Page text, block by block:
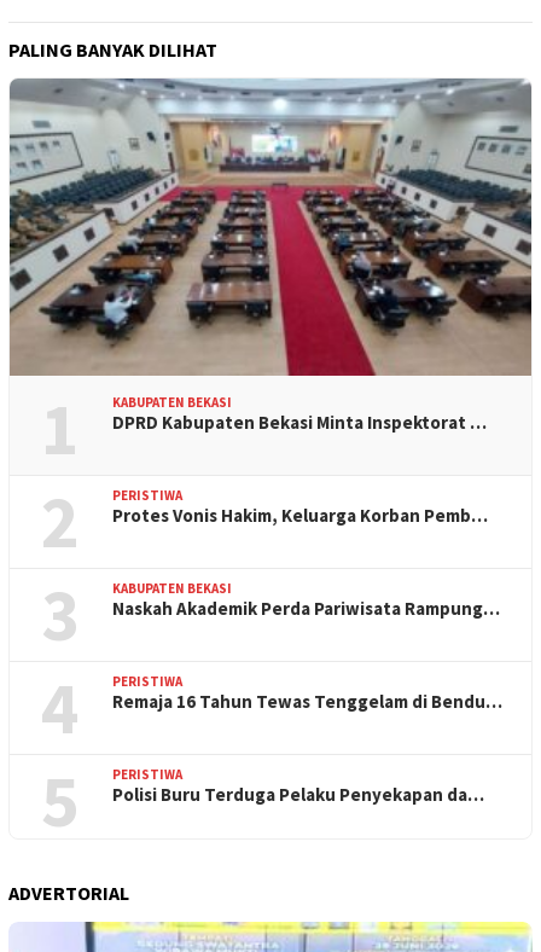
PALING BANYAK DILIHAT
1 KABUPATEN BEKASI
DPRD Kabupaten Bekasi Minta Inspektorat …
2 PERISTIWA
Protes Vonis Hakim, Keluarga Korban Pemb…
3 KABUPATEN BEKASI
Naskah Akademik Perda Pariwisata Rampung…
4 PERISTIWA
Remaja 16 Tahun Tewas Tenggelam di Bendu…
5 PERISTIWA
Polisi Buru Terduga Pelaku Penyekapan da…
ADVERTORIAL